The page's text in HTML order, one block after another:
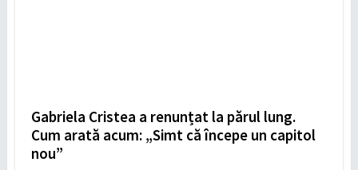
Gabriela Cristea a renunțat la părul lung.
Cum arată acum: „Simt că începe un capitol
nou”